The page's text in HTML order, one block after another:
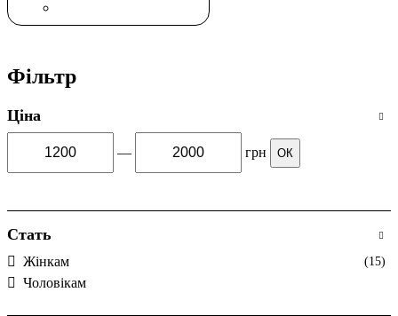
Фільтр
Ціна
— грн ОК
Стать
Жінкам (15)
Чоловікам